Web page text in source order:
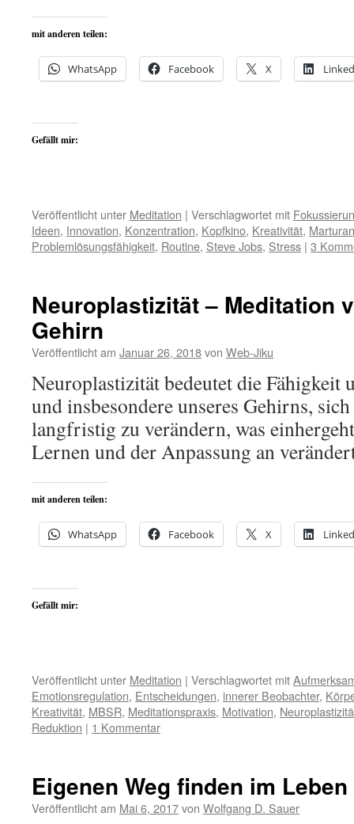
mit anderen teilen:
WhatsApp Facebook X
Gefällt mir:
Veröffentlicht unter Meditation | Verschlagwortet mit
Ideen, Innovation, Konzentration, Kopfkino, Kreativität,
Problemlösungsfähigkeit, Routine, Steve Jobs, Stress | 3
Neuroplastizität – Meditation
Gehirn
Veröffentlicht am Januar 26, 2018von Web-Jiku
Neuroplastizität bedeutet die Fähigkeit
und insbesondere unseres Gehirns,
langfristig zu verändern, was
Lernen und der Anpassung an
mit anderen teilen:
WhatsApp Facebook X
Gefällt mir:
Veröffentlicht unter Meditation | Verschlagwortet mit
Emotionsregulation, Entscheidungen, innerer Beobachter,
Kreativität, MBSR, Meditationspraxis, Motivation,
Reduktion | 1 Kommentar
Eigenen Weg finden im Leben
Veröffentlicht am Mai 6, 2017von Wolfgang D. Sauer